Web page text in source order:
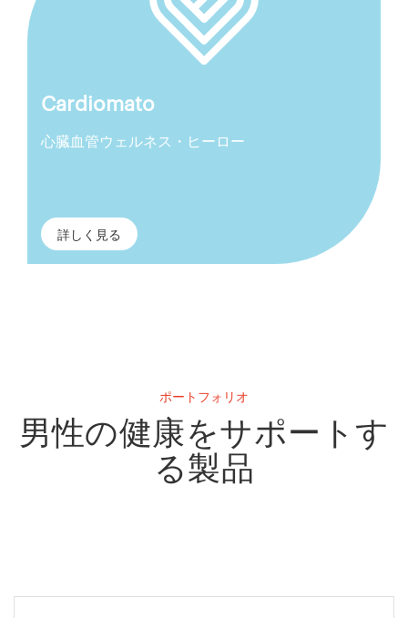
Cardiomato
心臓血管ウェルネス・ヒーロー
詳しく見る
ポートフォリオ
男性の健康をサポートす
る製品